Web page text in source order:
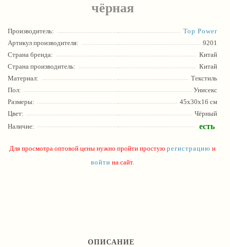
чёрная
Производитель:
Тор Роwer
Артикул производителя:
9201
Страна бренда:
Китай
Страна производитель:
Китай
Материал:
Текстиль
Пол:
Унисекс
Размеры:
45х30x16 см
Цвет:
Чёрный
Наличие:
есть
Для просмотра оптовой цены нужно пройти простую регистрацию и
войти на сайт.
ОПИСАНИЕ